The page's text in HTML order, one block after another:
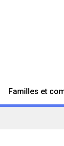
Familles et